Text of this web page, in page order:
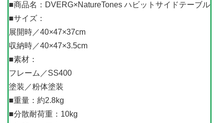
■商品名：DVERG×NatureTones ハビットサイドテーブル
■サイズ：
展開時／40×47×37cm
収納時／40×47×3.5cm
■素材：
フレーム／SS400
塗装／粉体塗装
■重量：約2.8kg
■分散耐荷重：10kg